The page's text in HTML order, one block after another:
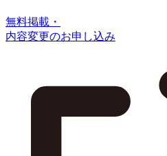
無料掲載・
内容変更のお申し込み